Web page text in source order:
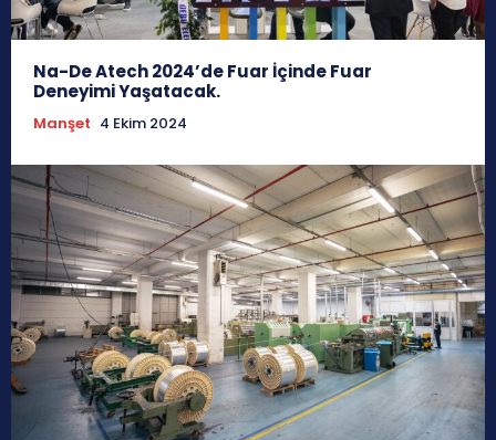
Na-De Atech 2024’de Fuar İçinde Fuar
Deneyimi Yaşatacak.
Manşet 4 Ekim 2024